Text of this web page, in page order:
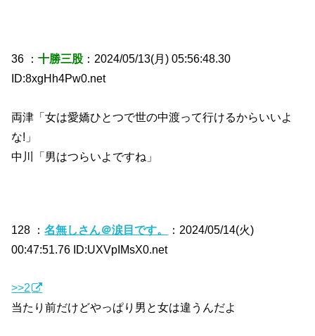
36 ：十勝三股 ：2024/05/13(月) 05:56:48.30
ID:8xgHh4Pw0.net
両津「女は愛嬌ひとつで世の中渡って行けるからいいよ
な!」
中川「男はつらいよですね」
128 ：名無しさん＠涙目です。
：2024/05/14(火)
00:47:51.76 ID:UXVpIMsX0.net
>>2
当たり前だけどやっぱり男と女は違うんだよ